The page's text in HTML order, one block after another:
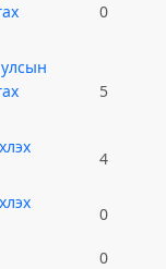
0
5
4
0
0